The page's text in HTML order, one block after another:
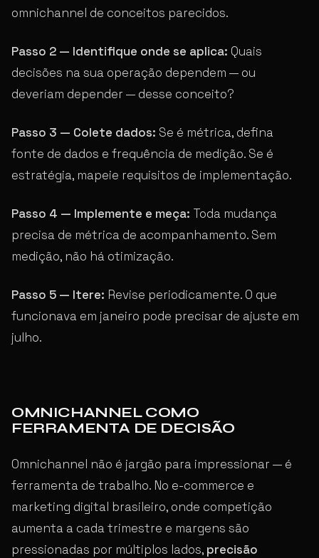
omnichannel de conceitos parecidos.
Passo 2 — Identifique onde se aplica: Quais
decisões na sua operação dependem — ou
deveriam depender — desse conceito?
Passo 3 — Colete dados: Se é métrica, defina
fonte de dados e frequência de medição. Se é
estratégia, mapeie requisitos de implementação.
Passo 4 — Implemente e meça: Toda mudança
precisa de métrica de acompanhamento. Sem
medição, não há otimização.
Passo 5 — Itere: Revise periodicamente. O que
funcionava em janeiro pode precisar de ajuste em
julho.
OMNICHANNEL COMO
FERRAMENTA DE DECISÃO
Omnichannel não é jargão para impressionar — é
ferramenta de trabalho. No e-commerce e
marketing digital brasileiro, onde competição
aumenta a cada trimestre e margens são
pressionadas por múltiplos lados, precisão